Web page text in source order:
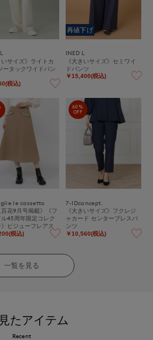
いサイズ》ライトカ
ータックワイドパン
税込)
再値下げ
INED L
《大きいサイズ》セミワイ
ドパンツ
￥15,400(税込)
le cassetto
百花9月号掲載》《フ
ル45周年限定コレク
ビジューフレアス
《M Maglie le casset
税込)
60%
OFF
7-IDconcept.
《大きいサイズ》フクレジ
ャカード センタープレスパ
ンツ
￥10,560(税込)
一覧を見る
たアイテム
Recent